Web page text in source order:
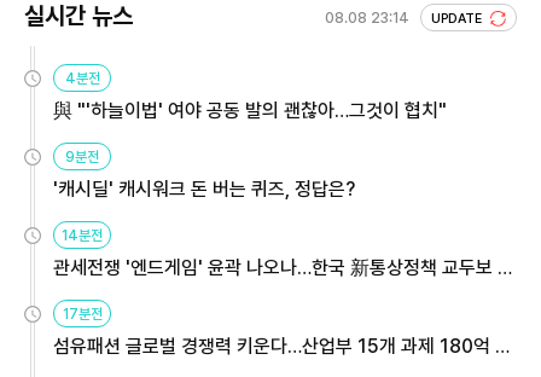
실시간 뉴스 08.08 23:14 UPDATE
4분전
與 "'하늘이법' 여야 공동 발의 괜찮아…그것이 협치"
9분전
'캐시딜' 캐시워크 돈 버는 퀴즈, 정답은?
14분전
관세전쟁 '엔드게임' 윤곽 나오나…한국 新통상정책 교두보 활
용해야
17분전
섬유패션 글로벌 경쟁력 키운다…산업부 15개 과제 180억 지